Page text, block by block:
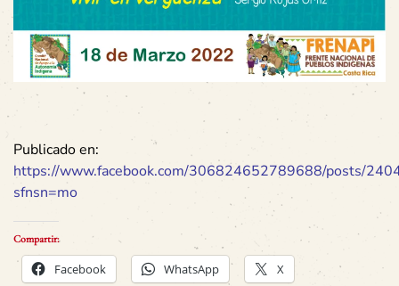
Publicado en:
https://www.facebook.com/306824652789688/posts/
sfnsn=mo
Compartir:
Facebook WhatsApp X